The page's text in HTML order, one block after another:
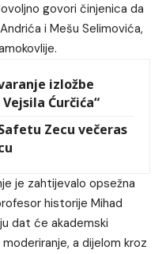
govori činjenica da
i Mešu Selimovića,
izložbe
Ćurčića“
Zecu večeras
je zahtijevalo opsežna
historije Mihad
dat će akademski
a dijelom kroz